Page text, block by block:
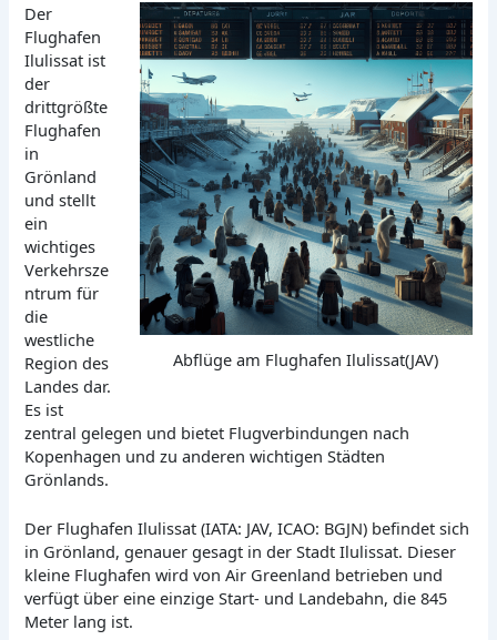
Abflüge am Flughafen Ilulissat(JAV)
Der
Flughafen
Ilulissat ist
der
drittgrößte
Flughafen
in
Grönland
und stellt
ein
wichtiges
Verkehrsze
ntrum für
die
westliche
Region des
Landes dar.
Es ist
zentral gelegen und bietet Flugverbindungen nach
Kopenhagen und zu anderen wichtigen Städten
Grönlands.
Der Flughafen Ilulissat (IATA: JAV, ICAO: BGJN) befindet sich
in Grönland, genauer gesagt in der Stadt Ilulissat. Dieser
kleine Flughafen wird von Air Greenland betrieben und
verfügt über eine einzige Start- und Landebahn, die 845
Meter lang ist.